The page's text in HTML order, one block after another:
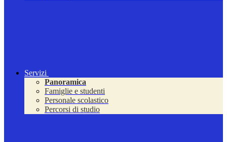
Servizi
Panoramica
Famiglie e studenti
Personale scolastico
Percorsi di studio